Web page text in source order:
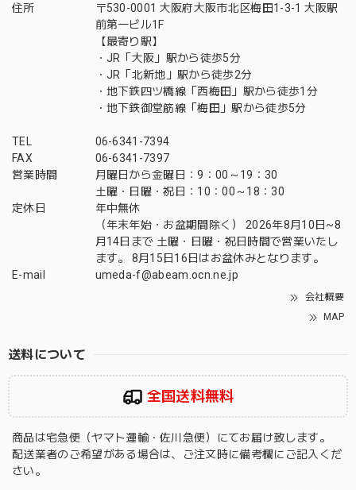
住所
〒530-0001 大阪府大阪市北区梅田1-3-1 大阪駅
前第一ビル1F
【最寄り駅】
・JR「大阪」駅から徒歩5分
・JR「北新地」駅から徒歩2分
・地下鉄四ツ橋線「西梅田」駅から徒歩1分
・地下鉄御堂筋線「梅田」駅から徒歩5分
TEL
06-6341-7394
FAX
06-6341-7397
営業時間
月曜日から金曜日：9：00～19：30
土曜・日曜・祝日：10：00～18：30
定休日
年中無休
（年末年始・お盆期間除く） 2026年8月10日~8
月14日まで 土曜・日曜・祝日時間で営業いたし
ます。 8月15日16日はお盆休みとなります。
E-mail
umeda-f@abeam.ocn.ne.jp
会社概要
MAP
送料について
全国送料無料
商品は宅急便（ヤマト運輸・佐川急便）にてお届け致します。
配送業者のご希望がある場合は、ご注文時に備考欄にご記入くだ
さい。